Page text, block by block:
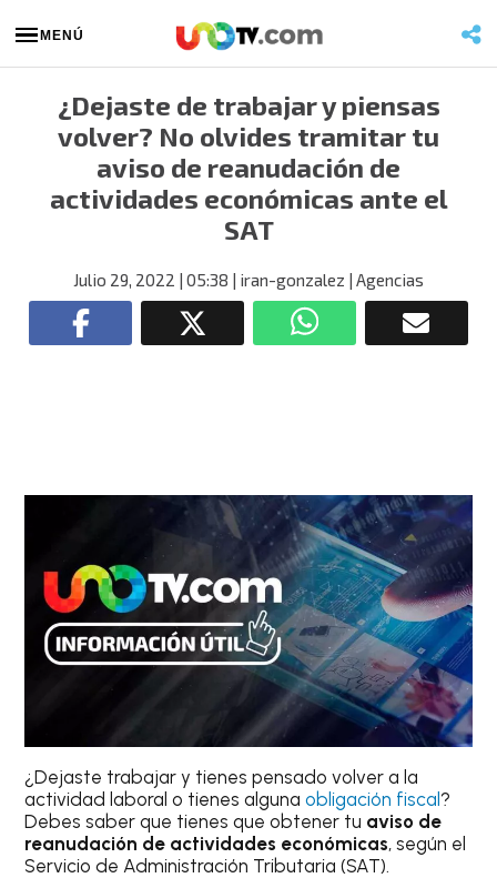
MENÚ
¿Dejaste de trabajar y piensas
volver? No olvides tramitar tu
aviso de reanudación de
actividades económicas ante el
SAT
Julio 29, 2022 | 05:38 | iran-gonzalez | Agencias
¿Dejaste trabajar y tienes pensado volver a la
actividad laboral o tienes algunaobligación fiscal?
Debes saber que tienes que obtener tu aviso de
reanudación de actividades económicas, según el
Servicio de Administración Tributaria (SAT).